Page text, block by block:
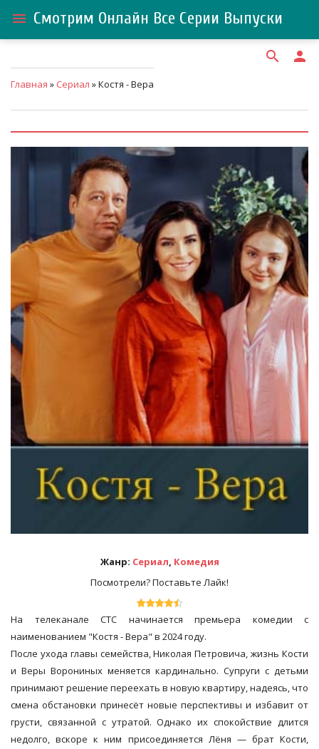
menu Смотрим Онлайн Все Серии Выпуски
search person
Главная » Сериал » Костя - Вера
Жанр: Сериал, Комедия
Посмотрели? Поставьте Лайк!
На телеканале СТС начинается премьера комедии с
наименованием "Костя - Вера" в 2024 году.
После ухода главы семейства, Николая Петровича, жизнь Кости
и Веры Ворониных меняется кардинально. Супруги с детьми
принимают решение переехать в новую квартиру, надеясь, что
смена обстановки принесёт новые перспективы и избавит от
грусти, связанной с утратой. Однако их спокойствие длится
недолго, вскоре к ним присоединяется Лёня — брат Кости,